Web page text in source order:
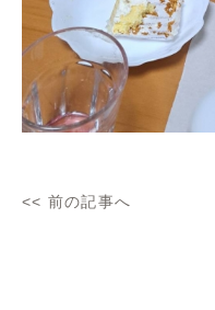
<< 前の記事へ